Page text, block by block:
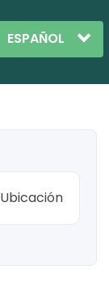
Ubicación